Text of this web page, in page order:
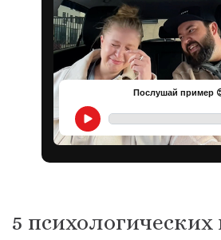
Послушай пример
5